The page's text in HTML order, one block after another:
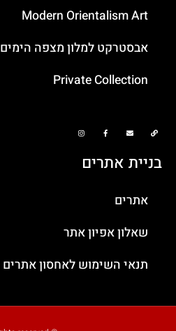
Modern Orientalism Art
אבסטרקט למלון מצפה הימים
Private Collection
בניית אתרים
אתרים
שאלון אפיון אתר
תנאי השימוש לאחסון אתרים